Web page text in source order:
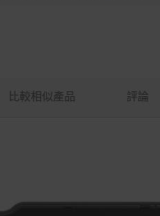
比較相似產品 評論